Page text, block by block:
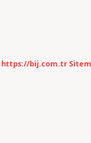
https://bij.com.tr